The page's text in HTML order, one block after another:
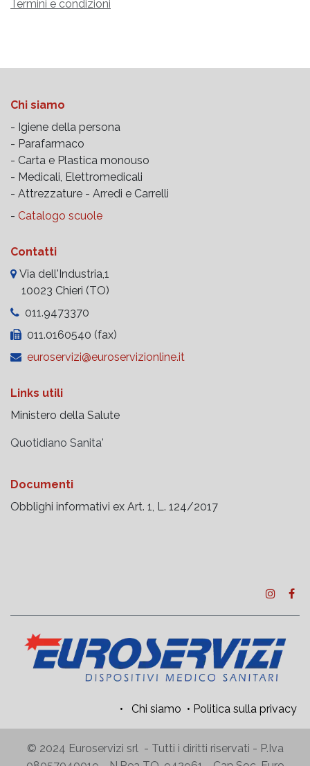
Termini e condizioni
Chi siamo
- Igiene della persona
- Parafarmaco
- Carta e Plastica monouso
- Medicali, Elettromedicali
- Attrezzature - Arredi e Carrelli
- Catalogo scuole
Contatti
Via dell'Industria,1
10023 Chieri (TO)
011.9473370
011.0160540 (fax)
euroservizi@euroservizionline.it
Links utili
Ministero della Salute
Quotidiano Sanita'
Documenti
Obblighi informativi ex Art. 1, L. 124/2017
• Chi siamo • Politica sulla privacy
© 2024 Euroservizi srl - Tutti i diritti riservati - P.Iva